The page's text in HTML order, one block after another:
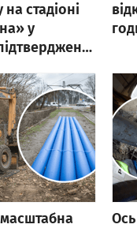
стадіоні
у
Ось